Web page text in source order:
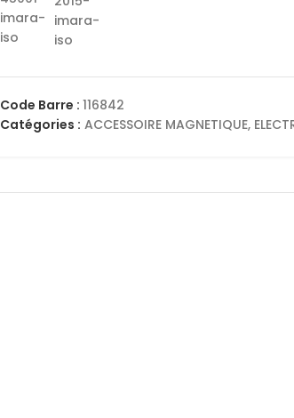
Code Barre : 116842
Catégories : ACCESSOIRE MAGNETIQUE,